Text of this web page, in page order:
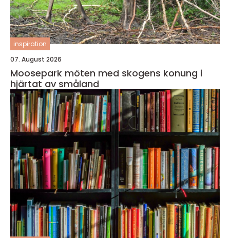
inspiration
07. August 2026
Moosepark möten med skogens konung i
hjärtat av småland